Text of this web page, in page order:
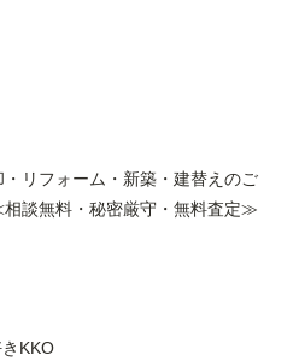
リフォーム・新築・建替えのご
談無料・秘密厳守・無料査定≫
KKO